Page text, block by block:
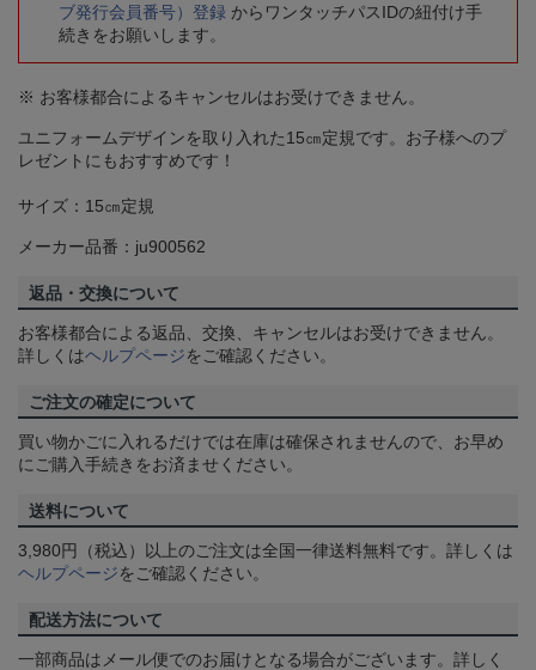
ブ発行会員番号）登録 からワンタッチパスIDの紐付け手
続きをお願いします。
※ お客様都合によるキャンセルはお受けできません。
ユニフォームデザインを取り入れた15㎝定規です。お子様へのプ
レゼントにもおすすめです！
サイズ：15㎝定規
メーカー品番：ju900562
返品・交換について
お客様都合による返品、交換、キャンセルはお受けできません。
詳しくはヘルプページをご確認ください。
ご注文の確定について
買い物かごに入れるだけでは在庫は確保されませんので、お早め
にご購入手続きをお済ませください。
送料について
3,980円（税込）以上のご注文は全国一律送料無料です。詳しくは
ヘルプページをご確認ください。
配送方法について
一部商品はメール便でのお届けとなる場合がございます。詳しく